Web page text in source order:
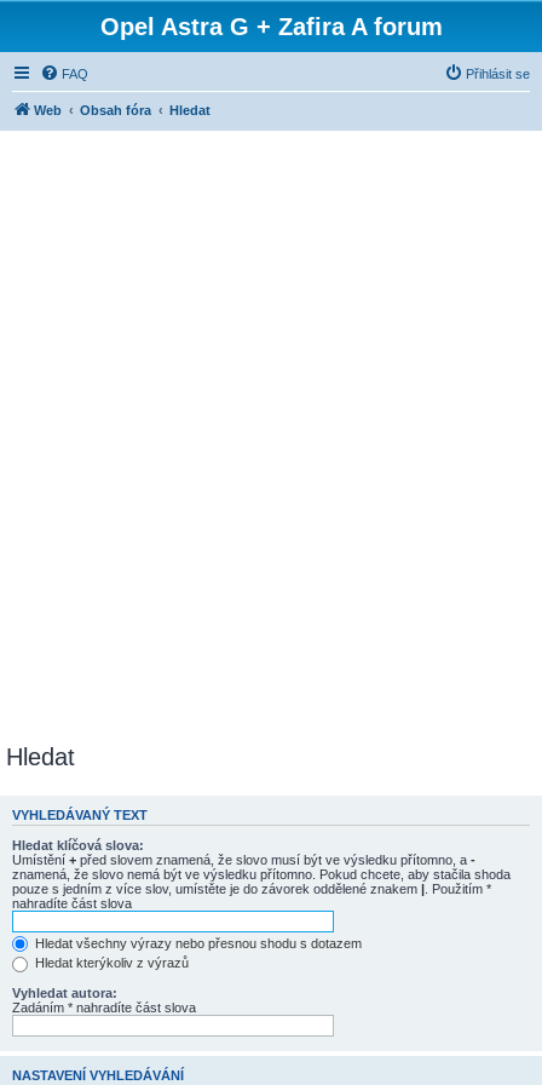
Opel Astra G + Zafira A forum
FAQ Přihlásit se
Web Obsah fóra Hledat
Hledat
VYHLEDÁVANÝ TEXT
Hledat klíčová slova:
Umístění + před slovem znamená, že slovo musí být ve výsledku přítomno, a -
znamená, že slovo nemá být ve výsledku přítomno. Pokud chcete, aby stačila shoda
pouze s jedním z více slov, umístěte je do závorek oddělené znakem | . Použitím *
nahradíte část slova
Hledat všechny výrazy nebo přesnou shodu s dotazem
Hledat kterýkoliv z výrazů
Vyhledat autora:
Zadáním * nahradíte část slova
NASTAVENÍ VYHLEDÁVÁNÍ